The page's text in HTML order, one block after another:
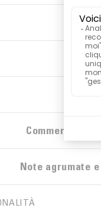
Commercio
Note agrumate